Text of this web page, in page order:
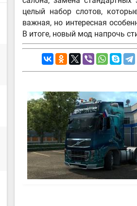
целый набор слотов,
важная, но интересная
В итоге, новый мод напрочь